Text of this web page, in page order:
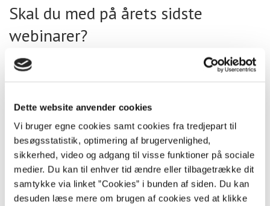
Dette website anvender cookies
Vi bruger egne cookies samt cookies fra tredjepart til
besøgsstatistik, optimering af brugervenlighed,
sikkerhed, video og adgang til visse funktioner på sociale
medier. Du kan til enhver tid ændre eller tilbagetrække dit
samtykke via linket ”Cookies” i bunden af siden. Du kan
desuden læse mere om brugen af cookies ved at klikke
Skal du med på årets sidste
webinarer?
12/11 2020
online blandt børn og unge: ”Det
har slået mig, hvor lidt vi faktisk
ved”
24/09 2020
Uddannelse: Bliv klogere på børn